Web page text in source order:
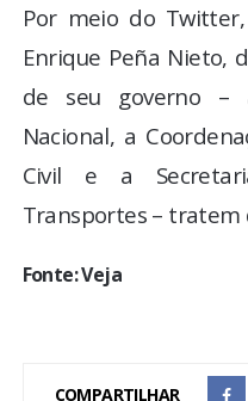
Por meio do
Enrique Peña Nieto,
de seu governo –
Nacional, a
Civil e a
Transportes – tratem
Fonte: Veja
COMPARTILHAR